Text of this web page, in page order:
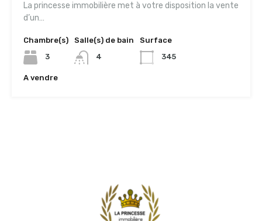
La princesse immobilière met à votre disposition la vente
d’un…
Chambre(s)
3
Salle(s) de bain
4
Surface
345
A vendre